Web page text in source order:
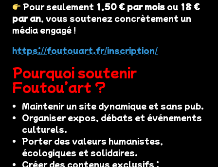
Pour seulement 1,50 € par mois ou 18 €
par an, vous soutenez concrètement un
média engagé !
https://foutouart.fr/inscription/
Pourquoi soutenir
Foutou’art ?
Maintenir un site dynamique et sans pub.
Organiser expos, débats et événements
culturels.
Porter des valeurs humanistes,
écologiques et solidaires.
Créer des contenus exclusifs :